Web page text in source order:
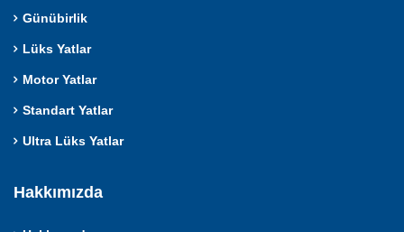
Günübirlik
Lüks Yatlar
Motor Yatlar
Standart Yatlar
Ultra Lüks Yatlar
Hakkımızda